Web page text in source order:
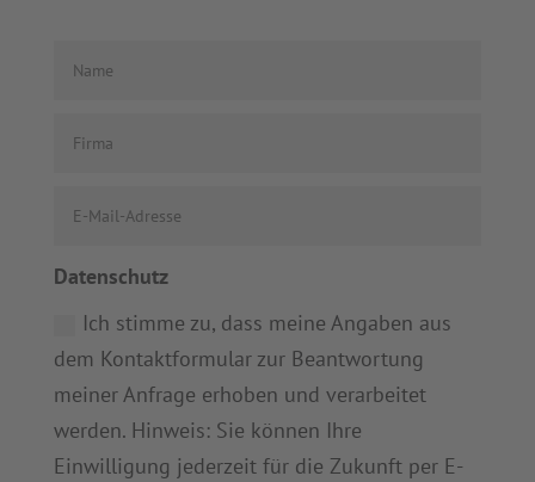
Datenschutz
Ich stimme zu, dass meine Angaben aus
dem Kontaktformular zur Beantwortung
meiner Anfrage erhoben und verarbeitet
werden. Hinweis: Sie können Ihre
Einwilligung jederzeit für die Zukunft per E-